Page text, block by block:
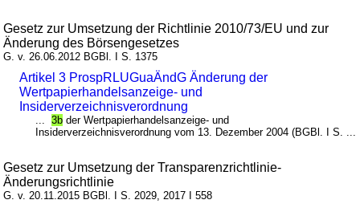
Gesetz zur Umsetzung der Richtlinie 2010/73/EU und zur
Änderung des Börsengesetzes
G. v. 26.06.2012 BGBl. I S. 1375
Artikel 3 ProspRLUGuaÄndG Änderung der
Wertpapierhandelsanzeige- und
Insiderverzeichnisverordnung
...3b der Wertpapierhandelsanzeige- und
Insiderverzeichnisverordnung vom 13. Dezember 2004 (BGBl. I S. ...
Gesetz zur Umsetzung der Transparenzrichtlinie-
Änderungsrichtlinie
G. v. 20.11.2015 BGBl. I S. 2029, 2017 I 558